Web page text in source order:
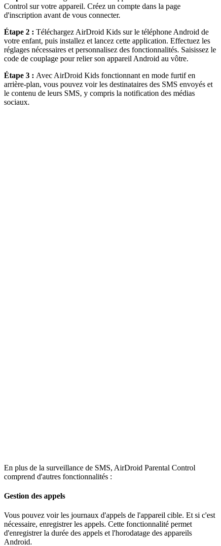
Control sur votre appareil. Créez un compte dans la page
d'inscription avant de vous connecter.
Étape 2 : Téléchargez AirDroid Kids sur le téléphone Android de
votre enfant, puis installez et lancez cette application. Effectuez les
réglages nécessaires et personnalisez des fonctionnalités. Saisissez le
code de couplage pour relier son appareil Android au vôtre.
Étape 3 : Avec AirDroid Kids fonctionnant en mode furtif en
arrière-plan, vous pouvez voir les destinataires des SMS envoyés et
le contenu de leurs SMS, y compris la notification des médias
sociaux.
En plus de la surveillance de SMS, AirDroid Parental Control
comprend d'autres fonctionnalités :
Gestion des appels
Vous pouvez voir les journaux d'appels de l'appareil cible. Et si c'est
nécessaire, enregistrer les appels. Cette fonctionnalité permet
d'enregistrer la durée des appels et l'horodatage des appareils
Android.